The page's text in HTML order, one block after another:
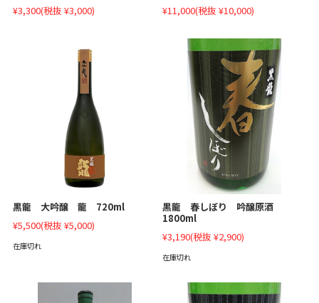
¥3,300(税抜 ¥3,000)
¥11,000(税抜 ¥10,000)
黒龍 大吟醸 龍 720ml
¥5,500(税抜 ¥5,000)
在庫切れ
黒龍 春しぼり 吟醸原酒
1800ml
¥3,190(税抜 ¥2,900)
在庫切れ